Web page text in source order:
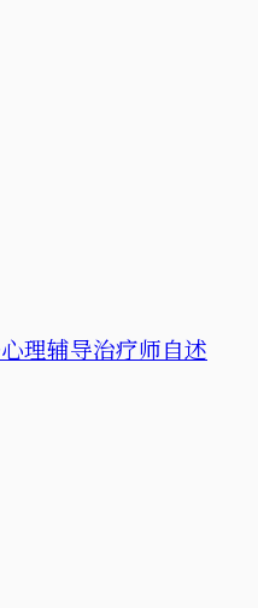
理辅导治疗师自述